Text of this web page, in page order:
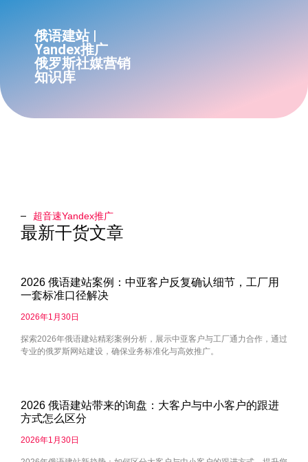
俄语建站 |
Yandex推广
俄罗斯社媒营销
知识库
超音速Yandex推广​
最新干货文章
2026 俄语建站案例：中亚客户反复确认细节，工厂用
一套标准口径解决
2026年1月30日
探索2026年俄语建站精彩案例分析，展示中亚客户与工厂通力合作，通过
专业的俄罗斯网站建设，确保业务标准化与高效推广。
2026 俄语建站带来的询盘：大客户与中小客户的跟进
方式怎么区分
2026年1月30日